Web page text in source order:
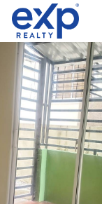
de venta en